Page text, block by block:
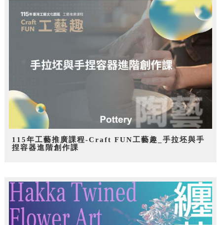
115年工藝推廣課程-Craft FUN工藝趣_手拉坯與手
捏容器進階創作課